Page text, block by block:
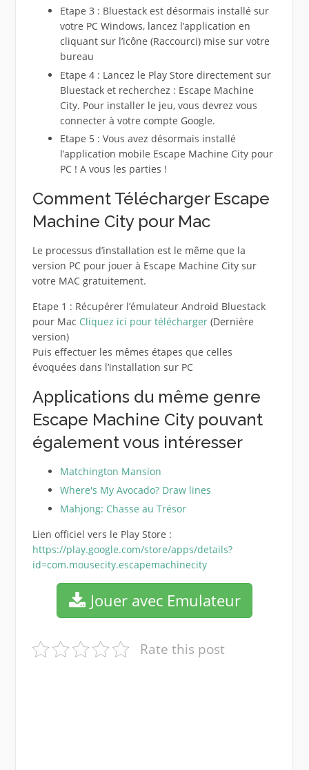
Etape 3 : Bluestack est désormais installé sur
votre PC Windows, lancez l’application en
cliquant sur l’icône (Raccourci) mise sur votre
bureau
Etape 4 : Lancez le Play Store directement sur
Bluestack et recherchez : Escape Machine
City. Pour installer le jeu, vous devrez vous
connecter à votre compte Google.
Etape 5 : Vous avez désormais installé
l’application mobile Escape Machine City pour
PC ! A vous les parties !
Comment Télécharger Escape
Machine City pour Mac
Le processus d’installation est le même que la
version PC pour jouer à Escape Machine City sur
votre MAC gratuitement.
Etape 1 : Récupérer l’émulateur Android Bluestack
pour Mac Cliquez ici pour télécharger(Dernière
version)
Puis effectuer les mêmes étapes que celles
évoquées dans l’installation sur PC
Applications du même genre
Escape Machine City pouvant
également vous intéresser
Matchington Mansion
Where's My Avocado? Draw lines
Mahjong: Chasse au Trésor
Lien officiel vers le Play Store :
https://play.google.com/store/apps/details?
id=com.mousecity.escapemachinecity
Jouer avec Emulateur
Rate this post